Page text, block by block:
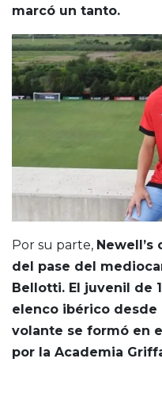
marcó un tanto.
Por su parte,
del pase del
Bellotti. El juvenil de
elenco ibérico desde
volante se formó en
por la Academia